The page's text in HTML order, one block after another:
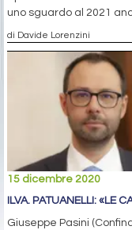
uno sguardo al 2021
di Davide Lorenzini
15 dicembre 2020
ILVA. PATUANELLI: «LE
Giuseppe Pasini